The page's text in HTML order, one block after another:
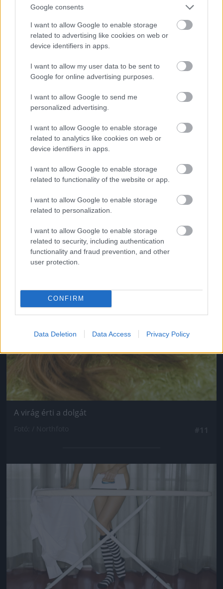
Google consents
I want to allow Google to enable storage
related to advertising like cookies on web or
device identifiers in apps.
I want to allow my user data to be sent to
Google for online advertising purposes.
I want to allow Google to send me
personalized advertising.
I want to allow Google to enable storage
related to analytics like cookies on web or
device identifiers in apps.
I want to allow Google to enable storage
related to functionality of the website or app.
I want to allow Google to enable storage
related to personalization.
I want to allow Google to enable storage
related to security, including authentication
functionality and fraud prevention, and other
user protection.
CONFIRM
Data Deletion Data Access Privacy Policy
Ha nincs férfi, csábítson el egy virágot!
Fotó: . / Northfoto
Jön még kép!
A virág érti a dolgát
Jön még kép!